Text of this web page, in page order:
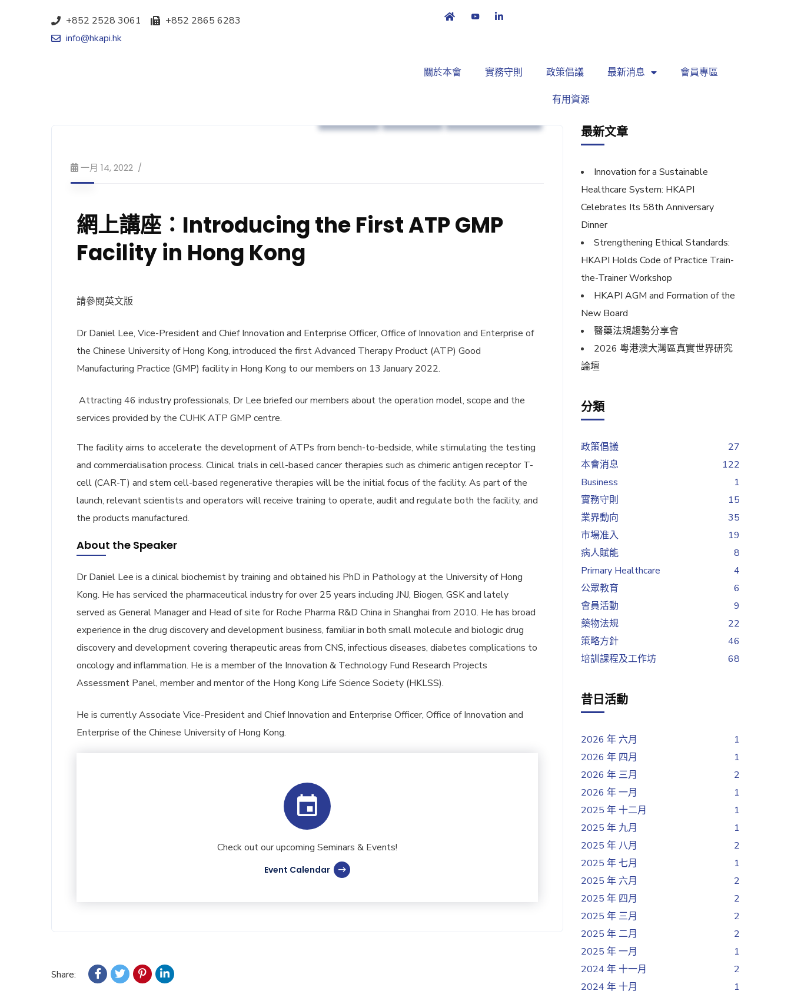
+852 2528 3061
+852 2865 6283
info@hkapi.hk
關於本會 實務守則 政策倡議 最新消息 會員專區
有用資源
一月 14, 2022
網上講座：Introducing the First ATP GMP
Facility in Hong Kong
請參閱英文版
Dr Daniel Lee, Vice-President and Chief Innovation and Enterprise Officer, Office of Innovation and Enterprise of
the Chinese University of Hong Kong, introduced the first Advanced Therapy Product (ATP) Good
Manufacturing Practice (GMP) facility in Hong Kong to our members on 13 January 2022.
Attracting 46 industry professionals, Dr Lee briefed our members about the operation model, scope and the
services provided by the CUHK ATP GMP centre.
The facility aims to accelerate the development of ATPs from bench-to-bedside, while stimulating the testing
and commercialisation process. Clinical trials in cell-based cancer therapies such as chimeric antigen receptor T-
cell (CAR-T) and stem cell-based regenerative therapies will be the initial focus of the facility. As part of the
launch, relevant scientists and operators will receive training to operate, audit and regulate both the facility, and
the products manufactured.
About the Speaker
Dr Daniel Lee is a clinical biochemist by training and obtained his PhD in Pathology at the University of Hong
Kong. He has serviced the pharmaceutical industry for over 25 years including JNJ, Biogen, GSK and lately
served as General Manager and Head of site for Roche Pharma R&D China in Shanghai from 2010. He has broad
experience in the drug discovery and development business, familiar in both small molecule and biologic drug
discovery and development covering therapeutic areas from CNS, infectious diseases, diabetes complications to
oncology and inflammation. He is a member of the Innovation & Technology Fund Research Projects
Assessment Panel, member and mentor of the Hong Kong Life Science Society (HKLSS).
He is currently Associate Vice-President and Chief Innovation and Enterprise Officer, Office of Innovation and
Enterprise of the Chinese University of Hong Kong.
Check out our upcoming Seminars & Events!
Event Calendar
Share:
最新文章
Innovation for a Sustainable
Healthcare System: HKAPI
Celebrates Its 58th Anniversary
Dinner
Strengthening Ethical Standards:
HKAPI Holds Code of Practice Train-
the-Trainer Workshop
HKAPI AGM and Formation of the
New Board
醫藥法規趨勢分享會
2026 粵港澳大灣區真實世界研究
論壇
分類
政策倡議
27
本會消息
122
Business
1
實務守則
15
業界動向
35
市場准入
19
病人賦能
8
Primary Healthcare
4
公眾教育
6
會員活動
9
藥物法規
22
策略方針
46
培訓課程及工作坊
68
昔日活動
2026 年 六月
1
2026 年 四月
1
2026 年 三月
2
2026 年 一月
1
2025 年 十二月
1
2025 年 九月
1
2025 年 八月
2
2025 年 七月
1
2025 年 六月
2
2025 年 四月
2
2025 年 三月
2
2025 年 二月
2
2025 年 一月
1
2024 年 十一月
2
2024 年 十月
1